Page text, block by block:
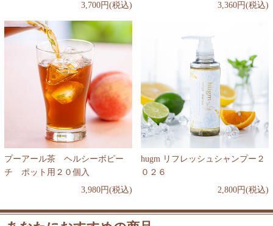
3,700円(税込)
3,360円(税込)
プーアール茶 ヘルシーボピー
チ ポット用２０個入
3,980円(税込)
hugm リフレッシュシャンプー２
０２６
2,800円(税込)